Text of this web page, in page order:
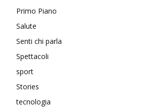
Primo Piano
Salute
Senti chi parla
Spettacoli
sport
Stories
tecnologia